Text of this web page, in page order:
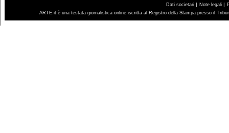
Dati societari | Note legali |
ARTE.it è una testata giornalistica online iscritta al Registro della Stampa presso il